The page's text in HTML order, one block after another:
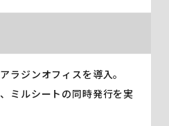
ラジンオフィスを導入。
ミルシートの同時発行を実